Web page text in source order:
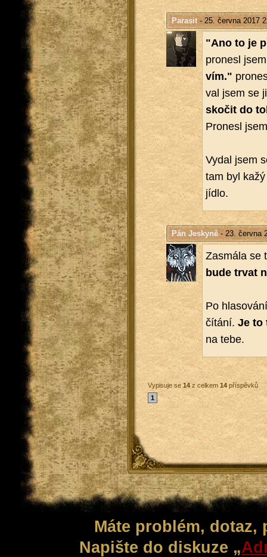
Parasit- 25. června 2017
"Ano to je
pro­ne­sl
vím."
val jsem se
sko­čit do
Pro­ne­sl
Vydal jsem
tam byl
jídlo.
Pán Jeskyně- 23. června
Za­smá­la se
bude trvat
Po
čí­tá­ní. Je to
na tebe.
Vypisuje se14z celkem 14příspěvků
1
Máte problém,
Napište do diskuze „